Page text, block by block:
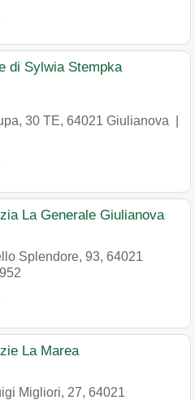
di Sylwia Stempka
30 TE, 64021 Giulianova
La Generale Giulianova
Splendore, 93, 64021
La Marea
Migliori, 27, 64021